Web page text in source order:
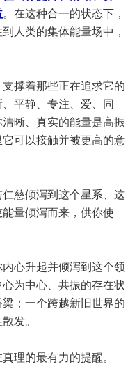
。在这种合一的状态下，
人类的集体能量场中，
支撑着那些正在追求它的
平静、专注、爱、同
晰、真实的能量是高振
可以接触并被更高的意
慈倾泻到这个星系、这
量倾泻而来，供你使
心升起并倾泻到这个领
为中心、共振的存在状
；一个跨越新旧世界的
发。
理的最有力的提醒。